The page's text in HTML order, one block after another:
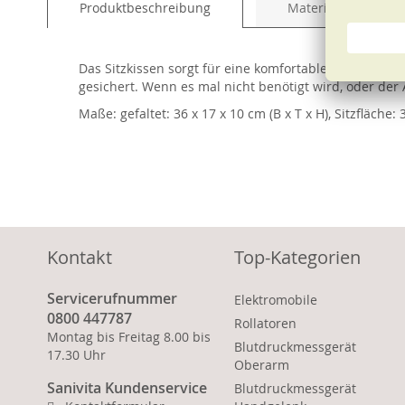
gallery
Produktbeschreibung Material und Pflege
Das Sitzkissen sorgt für eine komfortable
gesichert. Wenn es mal nicht benötigt wird, oder
Maße: gefaltet: 36 x 17 x 10 cm (B x T x H), Sitzfläche:
Kontakt
Servicerufnummer
0800 447787
Montag bis Freitag 8.00 bis
17.30 Uhr
Sanivita Kundenservice
Top-Kategorien
Elektromobile
Rollatoren
Blutdruckmessgerät
Oberarm
Blutdruckmessgerät